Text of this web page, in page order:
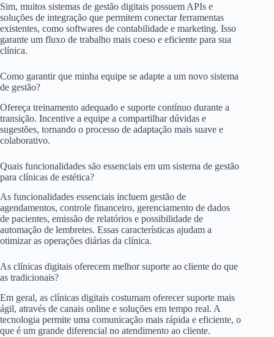
Sim, muitos sistemas de gestão digitais possuem APIs e
soluções de integração que permitem conectar ferramentas
existentes, como softwares de contabilidade e marketing. Isso
garante um fluxo de trabalho mais coeso e eficiente para sua
clínica.
Como garantir que minha equipe se adapte a um novo sistema
de gestão?
Ofereça treinamento adequado e suporte contínuo durante a
transição. Incentive a equipe a compartilhar dúvidas e
sugestões, tornando o processo de adaptação mais suave e
colaborativo.
Quais funcionalidades são essenciais em um sistema de gestão
para clínicas de estética?
As funcionalidades essenciais incluem gestão de
agendamentos, controle financeiro, gerenciamento de dados
de pacientes, emissão de relatórios e possibilidade de
automação de lembretes. Essas características ajudam a
otimizar as operações diárias da clínica.
As clínicas digitais oferecem melhor suporte ao cliente do que
as tradicionais?
Em geral, as clínicas digitais costumam oferecer suporte mais
ágil, através de canais online e soluções em tempo real. A
tecnologia permite uma comunicação mais rápida e eficiente, o
que é um grande diferencial no atendimento ao cliente.